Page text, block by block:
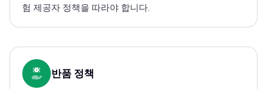
험 제공자 정책을 따라야 합니다.
반품 정책